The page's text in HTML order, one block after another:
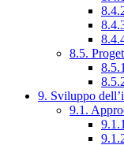
8.5.
9. Sviluppo
9.1.